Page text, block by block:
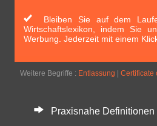
Bleiben Sie auf dem
Wirtschaftslexikon, indem Sie
Werbung. Jederzeit mit einem
Weitere Begriffe : Entlassung Certificate
Praxisnahe Definitionen